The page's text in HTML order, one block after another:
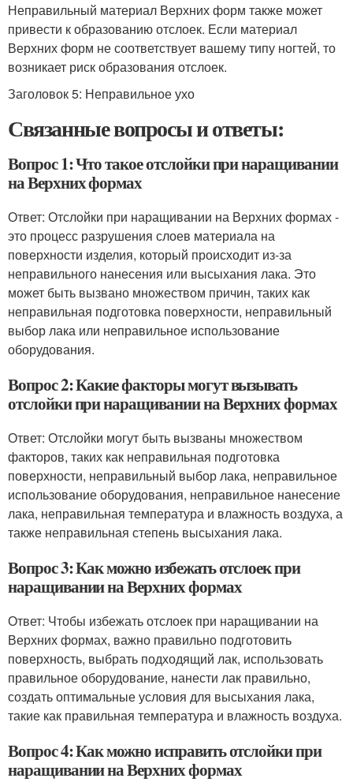
Неправильный материал Верхних форм также может
привести к образованию отслоек. Если материал
Верхних форм не соответствует вашему типу ногтей, то
возникает риск образования отслоек.
Заголовок 5: Неправильное ухо
Связанные вопросы и ответы:
Вопрос 1: Что такое отслойки при наращивании
на Верхних формах
Ответ: Отслойки при наращивании на Верхних формах -
это процесс разрушения слоев материала на
поверхности изделия, который происходит из-за
неправильного нанесения или высыхания лака. Это
может быть вызвано множеством причин, таких как
неправильная подготовка поверхности, неправильный
выбор лака или неправильное использование
оборудования.
Вопрос 2: Какие факторы могут вызывать
отслойки при наращивании на Верхних формах
Ответ: Отслойки могут быть вызваны множеством
факторов, таких как неправильная подготовка
поверхности, неправильный выбор лака, неправильное
использование оборудования, неправильное нанесение
лака, неправильная температура и влажность воздуха, а
также неправильная степень высыхания лака.
Вопрос 3: Как можно избежать отслоек при
наращивании на Верхних формах
Ответ: Чтобы избежать отслоек при наращивании на
Верхних формах, важно правильно подготовить
поверхность, выбрать подходящий лак, использовать
правильное оборудование, нанести лак правильно,
создать оптимальные условия для высыхания лака,
такие как правильная температура и влажность воздуха.
Вопрос 4: Как можно исправить отслойки при
наращивании на Верхних формах